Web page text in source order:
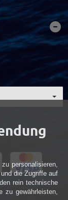
personalisieren,
die Zugriffe auf
rein technische
zu gewährleisten,